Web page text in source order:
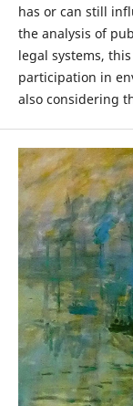
has or can still
the analysis of
legal systems,
participation in
also considering